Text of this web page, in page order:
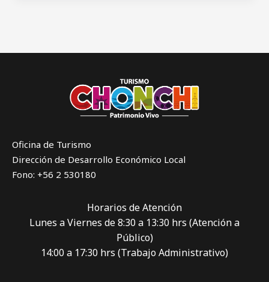
Oficina de Turismo
Dirección de Desarrollo Económico Local
Fono: +56 2 530180
Horarios de Atención
Lunes a Viernes de 8:30 a 13:30 hrs (Atención a
Público)
14:00 a 17:30 hrs (Trabajo Administrativo)